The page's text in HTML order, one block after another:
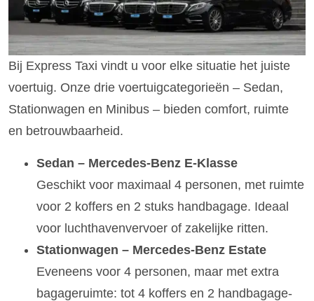
Bij Express Taxi vindt u voor elke situatie het juiste
voertuig. Onze drie voertuigcategorieën – Sedan,
Stationwagen en Minibus – bieden comfort, ruimte
en betrouwbaarheid.
Sedan – Mercedes-Benz E-Klasse
Geschikt voor maximaal 4 personen, met ruimte
voor 2 koffers en 2 stuks handbagage. Ideaal
voor luchthavenvervoer of zakelijke ritten.
Stationwagen – Mercedes-Benz Estate
Eveneens voor 4 personen, maar met extra
bagageruimte: tot 4 koffers en 2 handbagage-